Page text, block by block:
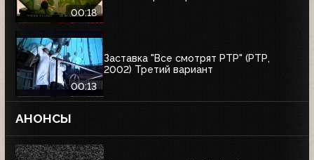
00:18
00:13
Заставка "Все смотрят РТР" (РТР,
2002) Третий вариант
АНОНСЫ